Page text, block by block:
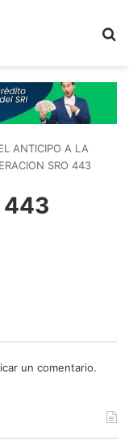
ANTICIPO A LA
SRO 443
443
un comentario.